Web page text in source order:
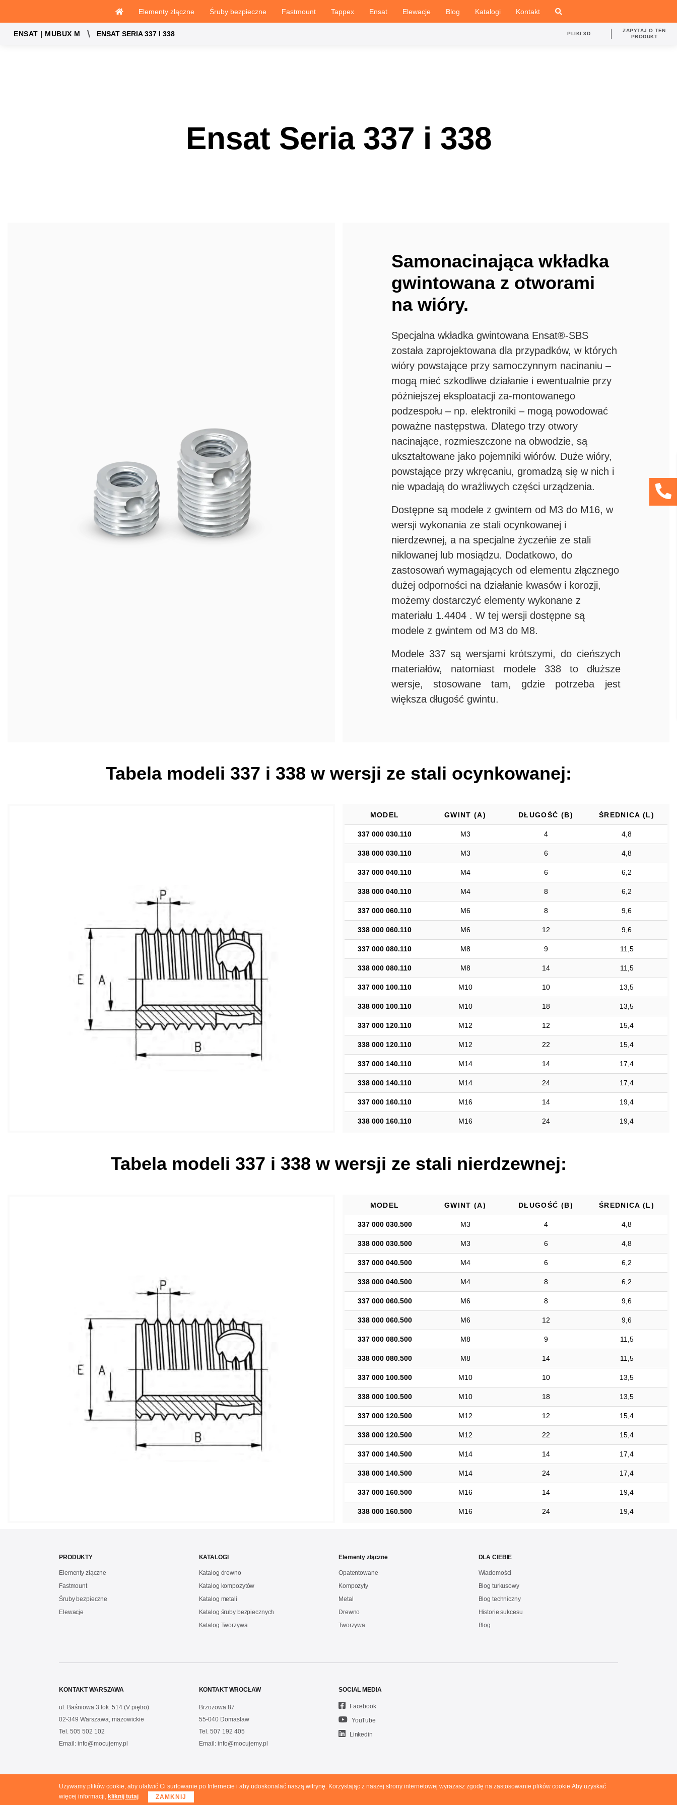
Elementy złączne Śruby bezpieczne Fastmount Tappex Ensat Elewacje Blog Katalogi Kontakt
ENSAT | MUBUX M ENSAT SERIA 337 I 338 PLIKI 3D
ZAPYTAJ O TEN
PRODUKT
Ensat Seria 337 i 338
Samonacinająca wkładka
gwintowana z otworami
na wióry.
Specjalna wkładka gwintowana Ensat®-SBS
została zaprojektowana dla przypadków, w których
wióry powstające przy samoczynnym nacinaniu –
mogą mieć szkodliwe działanie i ewentualnie przy
późniejszej eksploatacji za-montowanego
podzespołu – np. elektroniki – mogą powodować
poważne następstwa. Dlatego trzy otwory
nacinające, rozmieszczone na obwodzie, są
ukształtowane jako pojemniki wiórów. Duże wióry,
powstające przy wkręcaniu, gromadzą się w nich i
nie wpadają do wrażliwych części urządzenia.
Dostępne są modele z gwintem od M3 do M16, w
wersji wykonania ze stali ocynkowanej i
nierdzewnej, a na specjalne życzeńie ze stali
niklowanej lub mosiądzu. Dodatkowo, do
zastosowań wymagających od elementu złącznego
dużej odporności na działanie kwasów i korozji,
możemy dostarczyć elementy wykonane z
materiału 1.4404 . W tej wersji dostępne są
modele z gwintem od M3 do M8.
Modele 337 są wersjami krótszymi, do cieńszych
materiałów, natomiast modele 338 to dłuższe
wersje, stosowane tam, gdzie potrzeba jest
większa długość gwintu.
Tabela modeli 337 i 338 w wersji ze stali ocynkowanej:
MODEL GWINT (A) DŁUGOŚĆ (B) ŚREDNICA (L)
337 000 030.110 M3 4 4,8
338 000 030.110 M3 6 4,8
337 000 040.110 M4 6 6,2
338 000 040.110 M4 8 6,2
337 000 060.110 M6 8 9,6
338 000 060.110 M6 12 9,6
337 000 080.110 M8 9 11,5
338 000 080.110 M8 14 11,5
337 000 100.110 M10 10 13,5
338 000 100.110 M10 18 13,5
337 000 120.110 M12 12 15,4
338 000 120.110 M12 22 15,4
337 000 140.110 M14 14 17,4
338 000 140.110 M14 24 17,4
337 000 160.110 M16 14 19,4
338 000 160.110 M16 24 19,4
Tabela modeli 337 i 338 w wersji ze stali nierdzewnej:
MODEL GWINT (A) DŁUGOŚĆ (B) ŚREDNICA (L)
337 000 030.500 M3 4 4,8
338 000 030.500 M3 6 4,8
337 000 040.500 M4 6 6,2
338 000 040.500 M4 8 6,2
337 000 060.500 M6 8 9,6
338 000 060.500 M6 12 9,6
337 000 080.500 M8 9 11,5
338 000 080.500 M8 14 11,5
337 000 100.500 M10 10 13,5
338 000 100.500 M10 18 13,5
337 000 120.500 M12 12 15,4
338 000 120.500 M12 22 15,4
337 000 140.500 M14 14 17,4
338 000 140.500 M14 24 17,4
337 000 160.500 M16 14 19,4
338 000 160.500 M16 24 19,4
PRODUKTY
Elementy złączne
Fastmount
Śruby bezpieczne
Elewacje
KATALOGI
Katalog drewno
Katalog kompozytów
Katalog metali
Katalog śruby bezpiecznych
Katalog Tworzywa
Elementy złączne
Opatentowane
Kompozyty
Metal
Drewno
Tworzywa
DLA CIEBIE
Wiadomości
Blog turkusowy
Blog techniczny
Historie sukcesu
Blog
KONTAKT WARSZAWA
ul. Baśniowa 3 lok. 514 (V piętro)
02-349 Warszawa, mazowickie
Tel. 505 502 102
Email: info@mocujemy.pl
KONTAKT WROCŁAW
Brzozowa 87
55-040 Domasław
Tel. 507 192 405
Email: info@mocujemy.pl
SOCIAL MEDIA
Facebook
YouTube
Linkedin
Copyright © 2020 Mocujemy.pl. All rights reserved.
Używamy plików cookie, aby ułatwić Ci surfowanie po Internecie i aby udoskonalać naszą witrynę. Korzystając z naszej strony internetowej wyrażasz zgodę na zastosowanie plików cookie.Aby uzyskać
więcej informacji, kliknij tutaj ZAMKNIJ